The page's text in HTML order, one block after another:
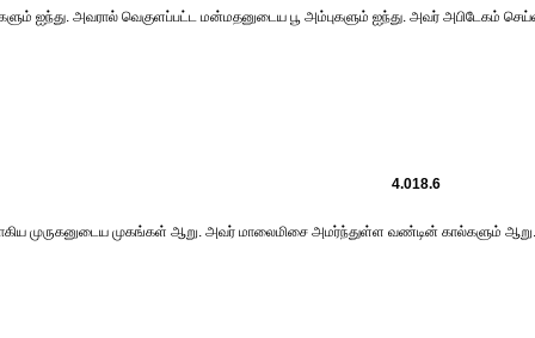
ஐந்து. அவரால் வெகுளப்பட்ட மன்மதனுடைய பூ அம்புகளும் ஐந்து. அவர் அபிடேகம்
4.018.6
முருகனுடைய முகங்கள் ஆறு. அவர் மாலைமிசை அமர்ந்துள்ள வண்டின் கால்களும் ஆறு.